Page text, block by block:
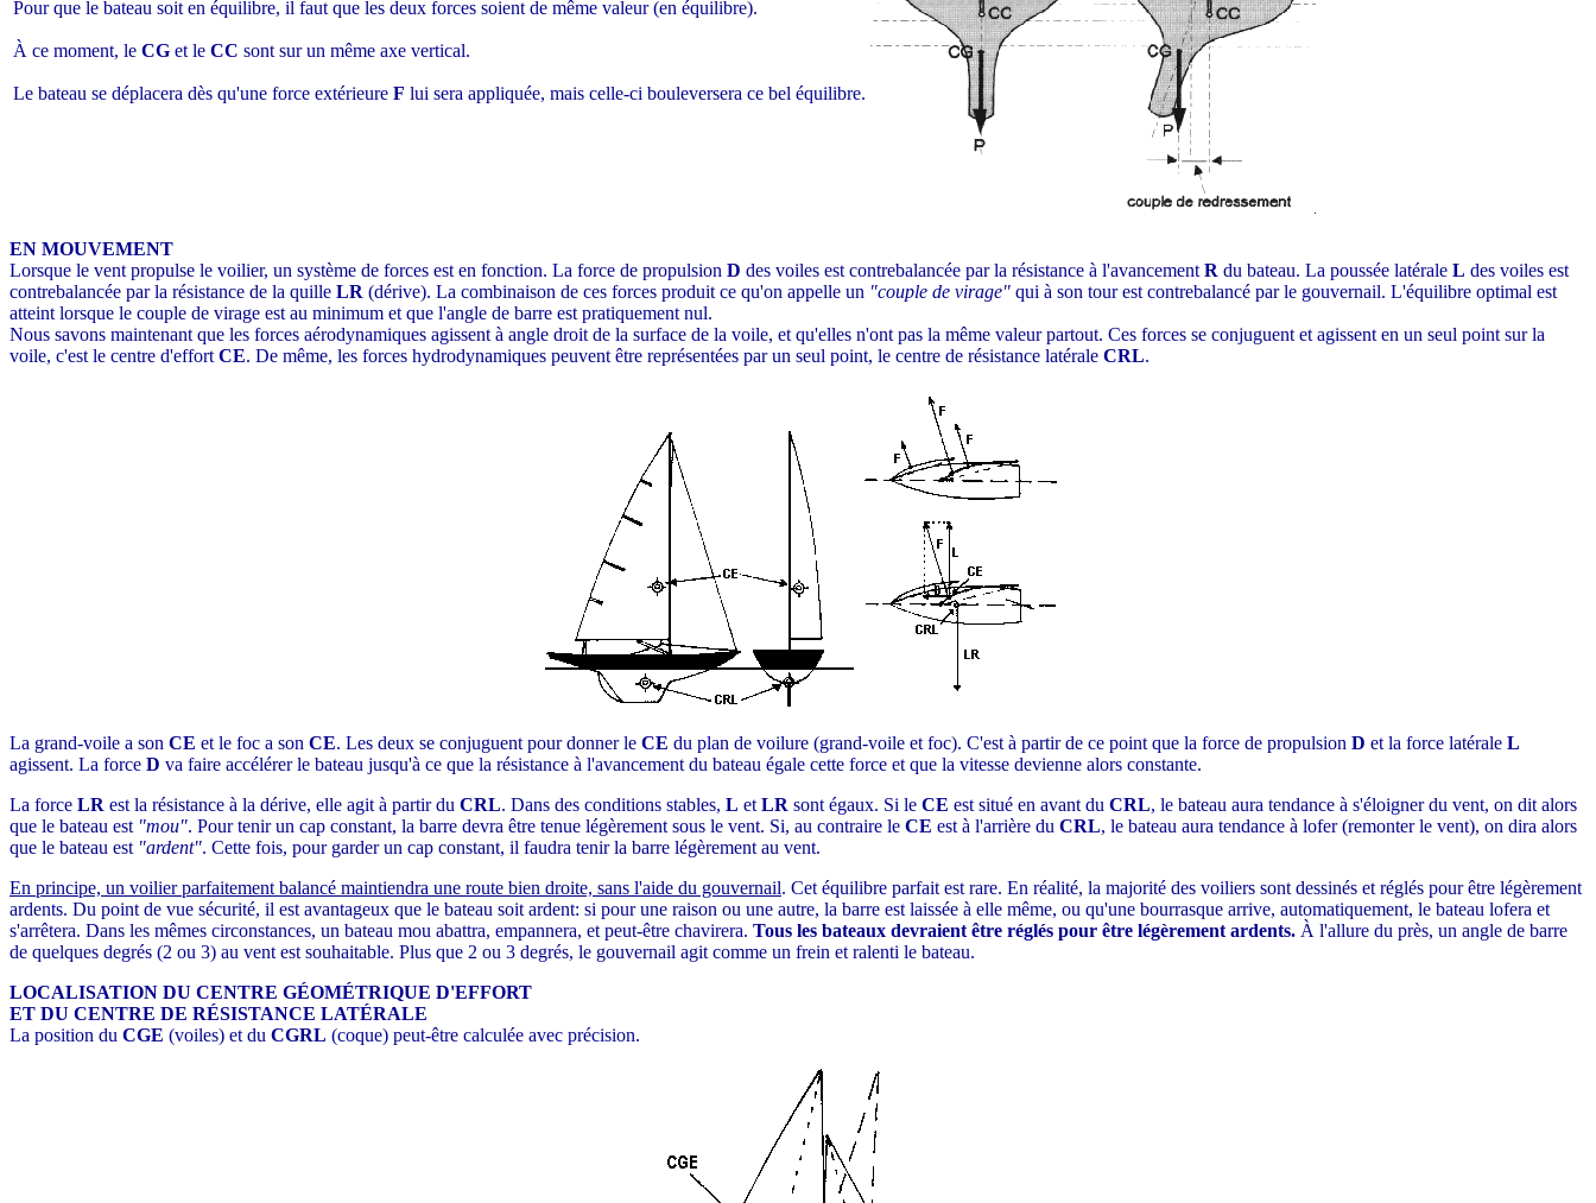
Pour que le bateau soit en équilibre, il faut que les deux forces soient de même valeur (en équilibre).
À ce moment, le CG et le CC sont sur un même axe vertical.
Le bateau se déplacera dès qu'une force extérieure F lui sera appliquée, mais celle-ci bouleversera ce bel équilibre.
EN MOUVEMENT
Lorsque le vent propulse le voilier, un système de forces est en fonction. La force de propulsion D des voiles est contrebalancée par la résistance à l'avancement R du bateau. La poussée latérale L des voiles est
contrebalancée par la résistance de la quille LR (dérive). La combinaison de ces forces produit ce qu'on appelle un "couple de virage" qui à son tour est contrebalancé par le gouvernail. L'équilibre optimal est
atteint lorsque le couple de virage est au minimum et que l'angle de barre est pratiquement nul.
Nous savons maintenant que les forces aérodynamiques agissent à angle droit de la surface de la voile, et qu'elles n'ont pas la même valeur partout. Ces forces se conjuguent et agissent en un seul point sur la
voile, c'est le centre d'effort CE. De même, les forces hydrodynamiques peuvent être représentées par un seul point, le centre de résistance latérale CRL.
La grand-voile a son CE et le foc a son CE. Les deux se conjuguent pour donner le CE du plan de voilure (grand-voile et foc). C'est à partir de ce point que la force de propulsion D et la force latérale L
agissent. La force D va faire accélérer le bateau jusqu'à ce que la résistance à l'avancement du bateau égale cette force et que la vitesse devienne alors constante.
La force LR est la résistance à la dérive, elle agit à partir du CRL. Dans des conditions stables, L et LR sont égaux. Si le CE est situé en avant du CRL, le bateau aura tendance à s'éloigner du vent, on dit alors
que le bateau est "mou". Pour tenir un cap constant, la barre devra être tenue légèrement sous le vent. Si, au contraire le CE est à l'arrière du CRL, le bateau aura tendance à lofer (remonter le vent), on dira alors
que le bateau est "ardent". Cette fois, pour garder un cap constant, il faudra tenir la barre légèrement au vent.
En principe, un voilier parfaitement balancé maintiendra une route bien droite, sans l'aide du gouvernail. Cet équilibre parfait est rare. En réalité, la majorité des voiliers sont dessinés et réglés pour être légèrement
ardents. Du point de vue sécurité, il est avantageux que le bateau soit ardent: si pour une raison ou une autre, la barre est laissée à elle même, ou qu'une bourrasque arrive, automatiquement, le bateau lofera et
s'arrêtera. Dans les mêmes circonstances, un bateau mou abattra, empannera, et peut-être chavirera. Tous les bateaux devraient être réglés pour être légèrement ardents. À l'allure du près, un angle de barre
de quelques degrés (2 ou 3) au vent est souhaitable. Plus que 2 ou 3 degrés, le gouvernail agit comme un frein et ralenti le bateau.
LOCALISATION DU CENTRE GÉOMÉTRIQUE D'EFFORT
ET DU CENTRE DE RÉSISTANCE LATÉRALE
La position du CGE (voiles) et du CGRL (coque) peut-être calculée avec précision.